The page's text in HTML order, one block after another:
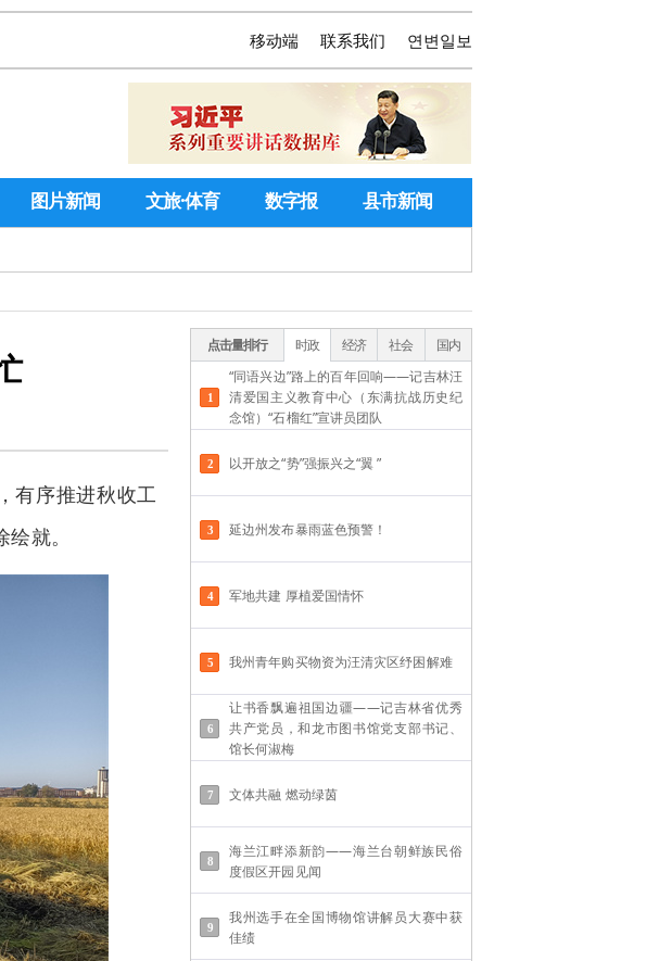
연변일보
联系我们
移动端
图片新闻 文旅·体育 数字报 县市新闻
有序推进秋收工
就。
点击量排行 时政 经济 社会
国内
“同语兴边”路上的百年回响——记吉林汪
清爱国主义教育中心（东满抗战历史纪
念馆）“石榴红”宣讲员团队
以开放之“势”强振兴之“翼 ”
延边州发布暴雨蓝色预警！
军地共建 厚植爱国情怀
我州青年购买物资为汪清灾区纾困解难
让书香飘遍祖国边疆——记吉林省优秀
共产党员，和龙市图书馆党支部书记、
馆长何淑梅
文体共融 燃动绿茵
海兰江畔添新韵——海兰台朝鲜族民俗
度假区开园见闻
我州选手在全国博物馆讲解员大赛中获
佳绩